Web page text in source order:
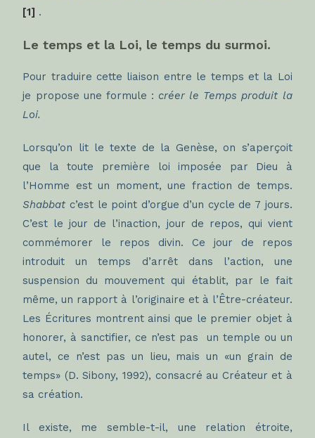
[1] .
Le temps et la Loi, le temps du surmoi.
Pour traduire cette liaison entre le temps et la Loi
je propose une formule : créer le Temps produit la
Loi.
Lorsqu’on lit le texte de la Genèse, on s’aperçoit
que la toute première loi imposée par Dieu à
l’Homme est un moment, une fraction de temps.
Shabbat c’est le point d’orgue d’un cycle de 7 jours.
C’est le jour de l’inaction, jour de repos, qui vient
commémorer le repos divin. Ce jour de repos
introduit un temps d’arrêt dans l’action, une
suspension du mouvement qui établit, par le fait
même, un rapport à l’originaire et à l’Être-créateur.
Les Écritures montrent ainsi que le premier objet à
honorer, à sanctifier, ce n’est pas un temple ou un
autel, ce n’est pas un lieu, mais un «un grain de
temps» (D. Sibony, 1992), consacré au Créateur et à
sa création.
Il existe, me semble-t-il, une relation étroite,